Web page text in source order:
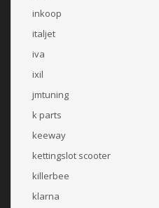
inkoop
italjet
iva
ixil
jmtuning
k parts
keeway
kettingslot scooter
killerbee
klarna